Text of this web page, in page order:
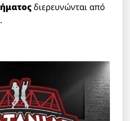
διερευνώνται από